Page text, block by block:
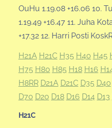
OuHu 1.19.08 +16.06 10.
1.19.49 +16.47 11. Juha
+17.32 12. Harri Posti
H21A H21C H35 H40 H45
H75 H80 H85 H18 H16
H8RR D21A D21C D35 D40
D70 D20 D18 D16 D14 D13
H21C